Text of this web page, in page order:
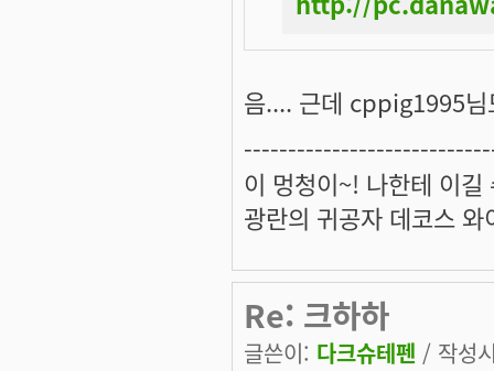
음.... 근데 cppig1995님
이 멍청이~! 나한테 이
광란의 귀공자 데코스
Re: 크하하
글쓴이: 다크슈테펜 / 작성